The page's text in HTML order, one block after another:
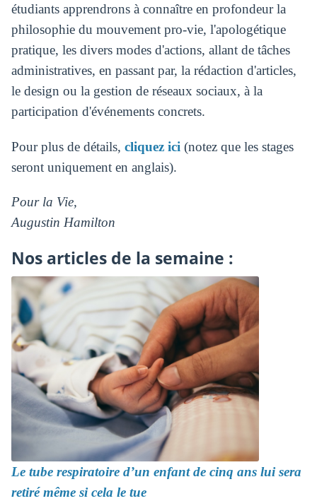
étudiants apprendrons à connaître en profondeur la
philosophie du mouvement pro-vie, l'apologétique
pratique, les divers modes d'actions, allant de tâches
administratives, en passant par, la rédaction d'articles,
le design ou la gestion de réseaux sociaux, à la
participation d'événements concrets.
Pour plus de détails, cliquez ici (notez que les stages
seront uniquement en anglais).
Pour la Vie,
Augustin Hamilton
Nos articles de la semaine :
Le tube respiratoire d’un enfant de cinq ans lui sera
retiré même si cela le tue